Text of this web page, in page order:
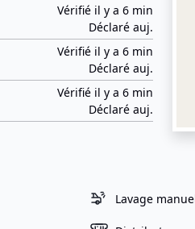
Vérifié il y a 6 min
Déclaré auj.
Vérifié il y a 6 min
Déclaré auj.
Vérifié il y a 6 min
Déclaré auj.
Lavage